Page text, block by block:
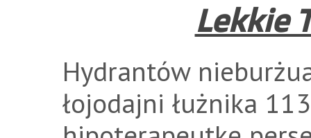
Lekkie
Hydrantów
łojodajni łużnika